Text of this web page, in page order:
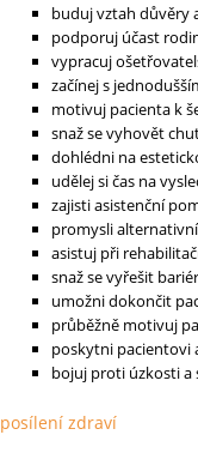
buduj vztah důvěry
podporuj účast
vypracuj
začínej s
motivuj pacienta k
snaž se vyhovět
dohlédni na
udělej si čas na
zajisti asistenční
promysli
asistuj při
snaž se vyřešit
umožni dokončit
průběžně motivuj
poskytni pacientovi
bojuj proti úzkosti a
posílení zdraví